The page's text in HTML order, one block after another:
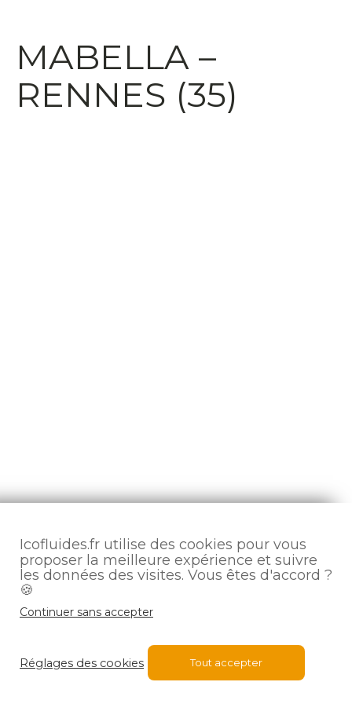
MABELLA –
RENNES (35)
Icofluides.fr utilise des cookies pour vous
proposer la meilleure expérience et suivre
les données des visites. Vous êtes d'accord ?
🍪
Continuer sans accepter
Réglages des cookies Tout accepter